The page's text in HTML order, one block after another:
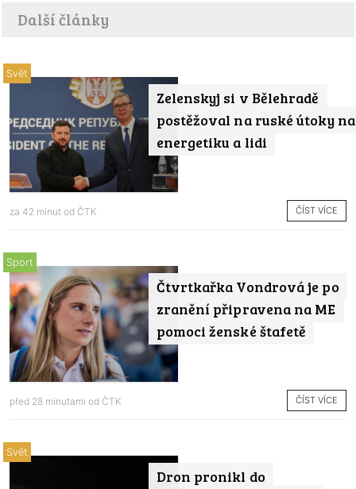
Další články
Zelenskyj si v Bělehradě
postěžoval na ruské útoky na
energetiku a lidi
Svět
za 42 minut od ČTK ČÍST VÍCE
Čtvrtkařka Vondrová je po
zranění připravena na ME
pomoci ženské štafetě
Sport
před 28 minutami od ČTK ČÍST VÍCE
Dron pronikl do
Svět